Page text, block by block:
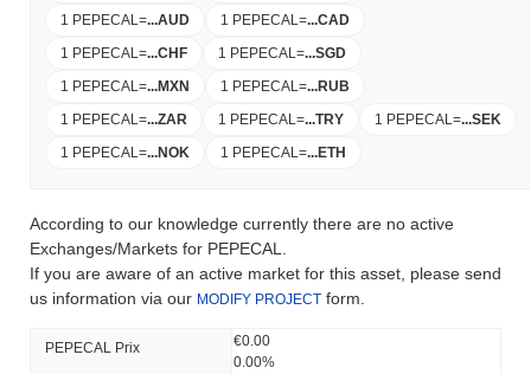
1 PEPECAL =...AUD 1 PEPECAL =...CAD
1 PEPECAL =...CHF 1 PEPECAL =...SGD
1 PEPECAL =...MXN 1 PEPECAL =...RUB
1 PEPECAL =...ZAR 1 PEPECAL =...TRY 1 PEPECAL =...SEK
1 PEPECAL =...NOK 1 PEPECAL =...ETH
According to our knowledge currently there are no active
Exchanges/Markets for PEPECAL.
If you are aware of an active market for this asset, please send
us information via our MODIFY PROJECT form.
PEPECAL Prix ​​
€0.00
0.00%